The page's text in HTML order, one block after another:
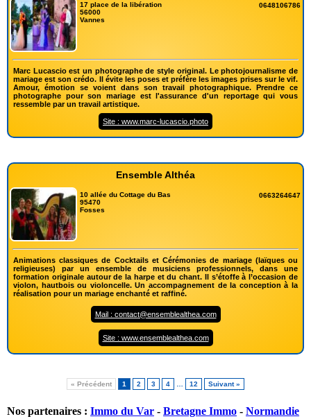
17 place de la libération
56000
Vannes
0648106786
Marc Lucascio est un photographe de style original. Le photojournalisme de
mariage est son crédo. Il évite les poses et préfère les images prises sur le vif.
Amour, émotion se voient dans son travail photographique. Prendre ce
photographe pour son mariage est l'assurance d'un reportage qui vous
ressemble par un travail artistique.
Site : www.marc-lucascio.photo
Ensemble Althéa
10 allée du Cottage du Bas
95470
Fosses
0663264647
Animations classiques de Cocktails et Cérémonies de mariage (laïques ou
religieuses) par un ensemble de musiciens professionnels, dans une
formation originale autour de la harpe et du chant. Il s’étoffe à l’occasion de
violon, hautbois ou violoncelle. Un accompagnement de la conception à la
réalisation pour un mariage enchanté et raffiné.
Mail : contact@ensemblealthea.com
Site : www.ensemblealthea.com
« Précédent 1 2 3 4 … 12 Suivant »
Nos partenaires : Immo du Var - Bretagne Immo - Normandie